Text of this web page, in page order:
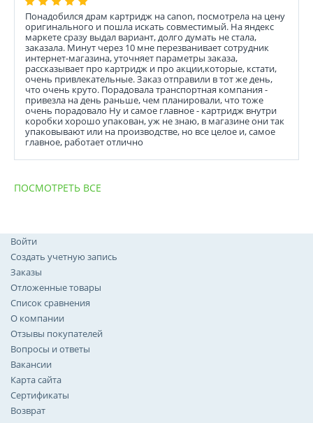
Понадобился драм картридж на canon, посмотрела на цену
оригинального и пошла искать совместимый. На яндекс
маркете сразу выдал вариант, долго думать не стала,
заказала. Минут через 10 мне перезванивает сотрудник
интернет-магазина, уточняет параметры заказа,
рассказывает про картридж и про акции,которые, кстати,
очень привлекательные. Заказ отправили в тот же день,
что очень круто. Порадовала транспортная компания -
привезла на день раньше, чем планировали, что тоже
очень порадовало Ну и самое главное - картридж внутри
коробки хорошо упакован, уж не знаю, в магазине они так
упаковывают или на производстве, но все целое и, самое
главное, работает отлично
ПОСМОТРЕТЬ ВСЕ
Войти
Создать учетную запись
Заказы
Отложенные товары
Список сравнения
О компании
Отзывы покупателей
Вопросы и ответы
Вакансии
Карта сайта
Сертификаты
Возврат